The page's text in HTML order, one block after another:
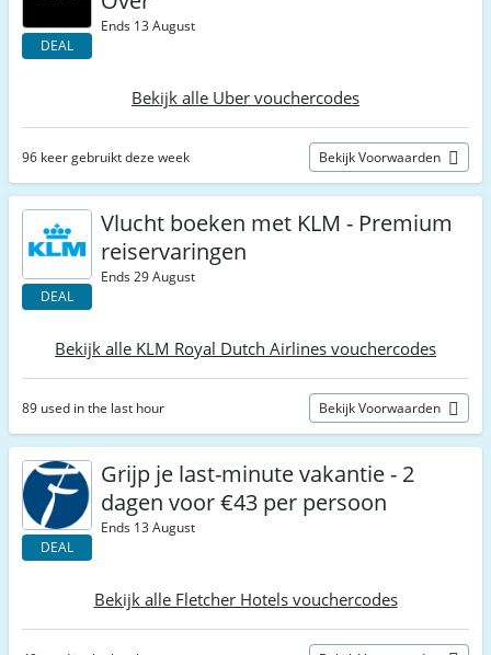
DEAL
Ends 13 August
Bekijk alle Uber vouchercodes
96 keer gebruikt deze week Bekijk Voorwaarden
DEAL
Vlucht boeken met KLM - Premium
reiservaringen
Ends 29 August
Bekijk alle KLM Royal Dutch Airlines vouchercodes
89 used in the last hour Bekijk Voorwaarden
DEAL
Grijp je last-minute vakantie - 2
dagen voor €43 per persoon
Ends 13 August
Bekijk alle Fletcher Hotels vouchercodes